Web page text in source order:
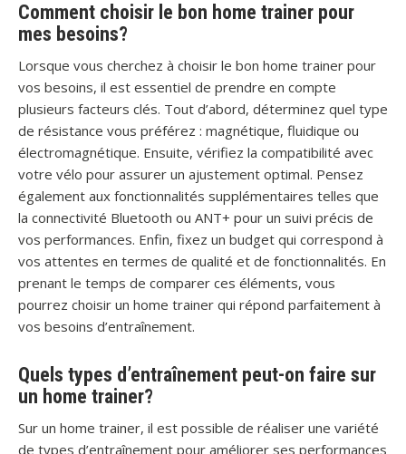
Comment choisir le bon home trainer pour
mes besoins?
Lorsque vous cherchez à choisir le bon home trainer pour
vos besoins, il est essentiel de prendre en compte
plusieurs facteurs clés. Tout d’abord, déterminez quel type
de résistance vous préférez : magnétique, fluidique ou
électromagnétique. Ensuite, vérifiez la compatibilité avec
votre vélo pour assurer un ajustement optimal. Pensez
également aux fonctionnalités supplémentaires telles que
la connectivité Bluetooth ou ANT+ pour un suivi précis de
vos performances. Enfin, fixez un budget qui correspond à
vos attentes en termes de qualité et de fonctionnalités. En
prenant le temps de comparer ces éléments, vous
pourrez choisir un home trainer qui répond parfaitement à
vos besoins d’entraînement.
Quels types d’entraînement peut-on faire sur
un home trainer?
Sur un home trainer, il est possible de réaliser une variété
de types d’entraînement pour améliorer ses performances